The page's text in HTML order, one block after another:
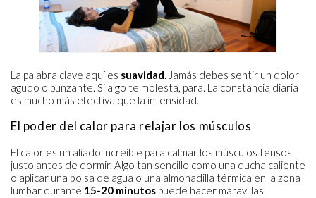
La palabra clave aquí es suavidad. Jamás debes sentir un dolor
agudo o punzante. Si algo te molesta, para. La constancia diaria
es mucho más efectiva que la intensidad.
El poder del calor para relajar los músculos
El calor es un aliado increíble para calmar los músculos tensos
justo antes de dormir. Algo tan sencillo como una ducha caliente
o aplicar una bolsa de agua o una almohadilla térmica en la zona
lumbar durante 15-20 minutos puede hacer maravillas.